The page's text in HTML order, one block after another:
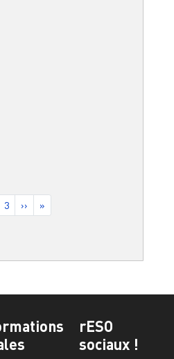
Page
3 Page suivante
›› Dernière page
»
rESO
sociaux !